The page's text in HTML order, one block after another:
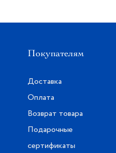
Покупателям
Доставка
Оплата
Возврат товара
Подарочные
сертификаты